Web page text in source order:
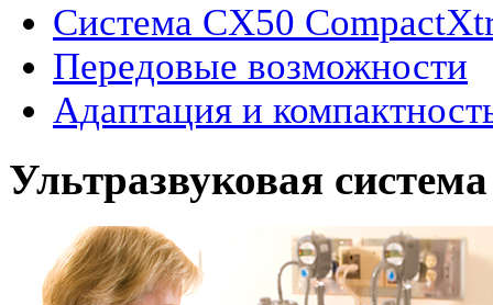
Система CX50
Передовые возможности
Адаптация и
Ультразвуковая